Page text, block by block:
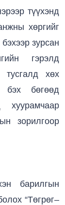
түүхэнд
хөргийг
зурсан
гэрэлд
тусгалд хөх
бэх бөгөөд
хуурамчаар
зорилгоор
барилгын
“Төгрөг–